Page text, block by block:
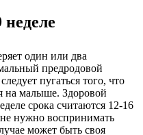
один или два
предродовой
пугаться того, что
на малыше. Здоровой
срока считаются 12-16
нужно воспринимать
может быть своя